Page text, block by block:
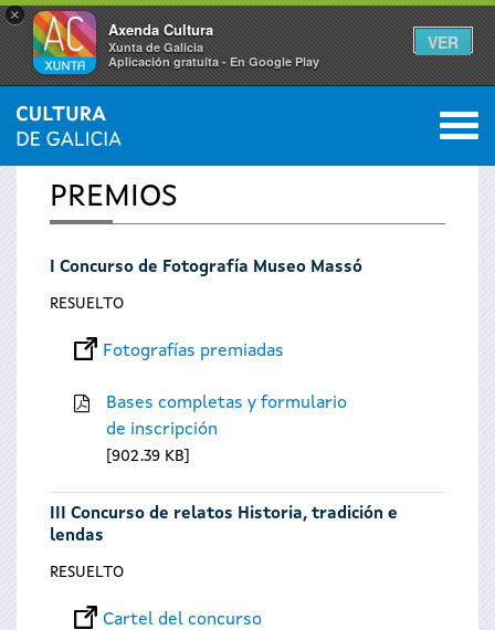
×
Axenda Cultura
Xunta de Galicia
Aplicación gratuíta - En Google Play
VER
Se
encuentra
usted
INICIO 0
PREMIOS
I Concurso de Fotografía Museo Massó
RESUELTO
Fotografías premiadas
Bases completas y formulario
de inscripción
902.39 KB
III Concurso de relatos Historia, tradición e
lendas
RESUELTO
Cartel del concurso